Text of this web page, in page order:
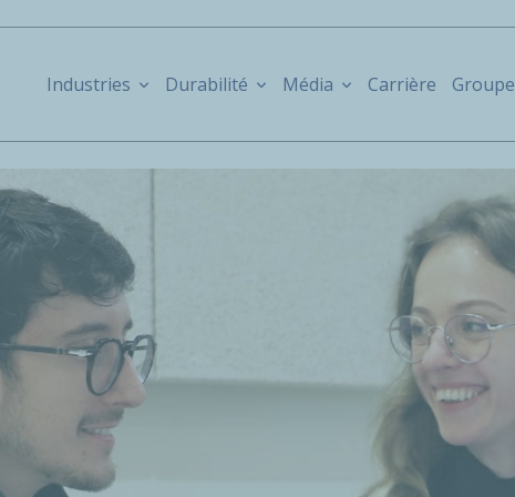
Industries Durabilité Média Carrière Groupe